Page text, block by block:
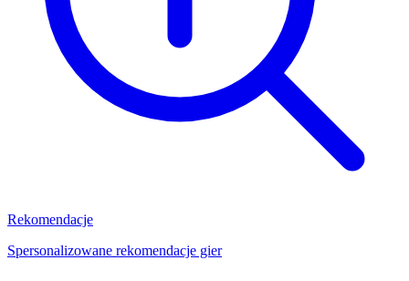
Rekomendacje
Spersonalizowane rekomendacje gier